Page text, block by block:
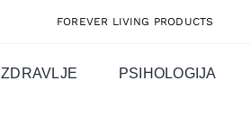
FOREVER LIVING PRODUCTS
ZDRAVLJE PSIHOLOGIJA